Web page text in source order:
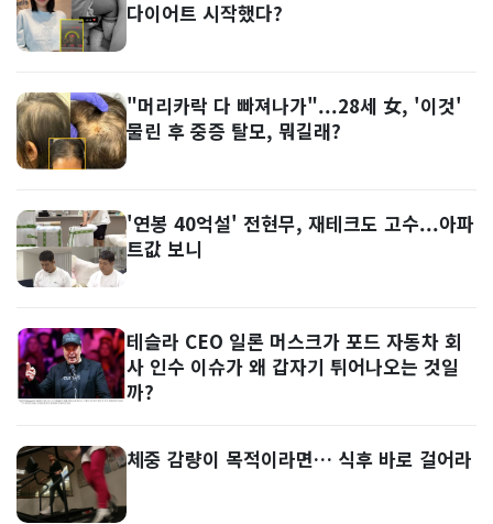
다이어트 시작했다?
"머리카락 다 빠져나가"...28세 女, '이것'
물린 후 중증 탈모, 뭐길래?
'연봉 40억설' 전현무, 재테크도 고수...아파
트값 보니
테슬라 CEO 일론 머스크가 포드 자동차 회
사 인수 이슈가 왜 갑자기 튀어나오는 것일
까?
체중 감량이 목적이라면… 식후 바로 걸어라